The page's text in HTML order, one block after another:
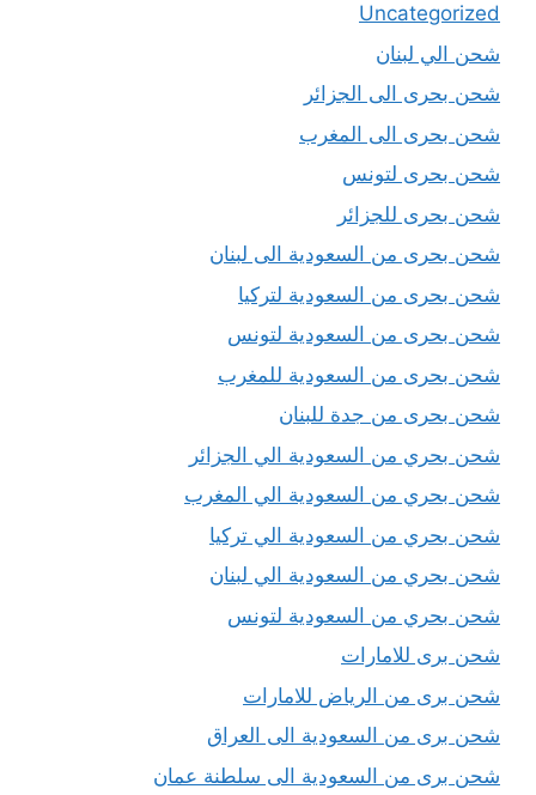
Uncategorized
شحن الي لبنان
شحن بحرى الى الجزائر
شحن بحرى الى المغرب
شحن بحرى لتونس
شحن بحرى للجزائر
شحن بحرى من السعودية الى لبنان
شحن بحرى من السعودية لتركيا
شحن بحرى من السعودية لتونس
شحن بحرى من السعودية للمغرب
شحن بحرى من جدة للبنان
شحن بحري من السعودية الي الجزائر
شحن بحري من السعودية الي المغرب
شحن بحري من السعودية الي تركيا
شحن بحري من السعودية الي لبنان
شحن بحري من السعودية لتونس
شحن برى للامارات
شحن برى من الرياض للامارات
شحن برى من السعودية الى العراق
شحن برى من السعودية الى سلطنة عمان